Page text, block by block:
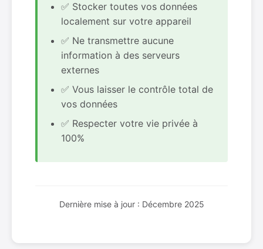
✅ Stocker toutes vos données
localement sur votre appareil
✅ Ne transmettre aucune
information à des serveurs
externes
✅ Vous laisser le contrôle total de
vos données
✅ Respecter votre vie privée à
100%
Dernière mise à jour : Décembre 2025